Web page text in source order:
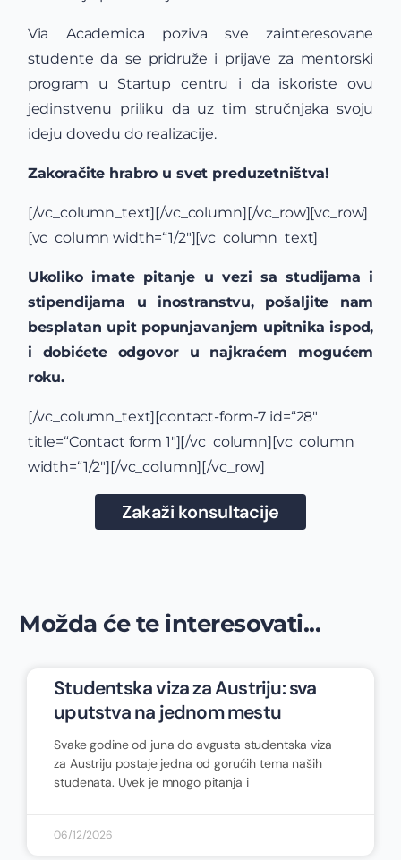
Via Academica poziva sve zainteresovane
studente da se pridruže i prijave za mentorski
program u Startup centru i da iskoriste ovu
jedinstvenu priliku da uz tim stručnjaka svoju
ideju dovedu do realizacije.
Zakoračite hrabro u svet preduzetništva!
[/vc_column_text][/vc_column][/vc_row][vc_row]
[vc_column width=“1/2″][vc_column_text]
Ukoliko imate pitanje u vezi sa studijama i
stipendijama u inostranstvu, pošaljite nam
besplatan upit popunjavanjem upitnika ispod,
i dobićete odgovor u najkraćem mogućem
roku.
[/vc_column_text][contact-form-7 id=“28″
title=“Contact form 1″][/vc_column][vc_column
width=“1/2″][/vc_column][/vc_row]
Zakaži konsultacije
Možda će te interesovati...
Studentska viza za Austriju: sva
uputstva na jednom mestu
Svake godine od juna do avgusta studentska viza
za Austriju postaje jedna od gorućih tema naših
studenata. Uvek je mnogo pitanja i
06/12/2026